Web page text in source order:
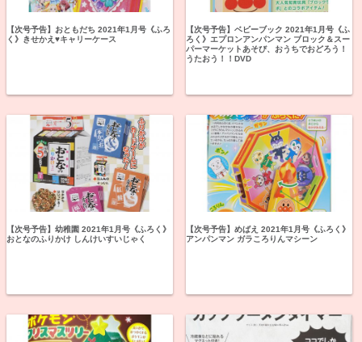
【次号予告】おともだち 2021年1月号《ふろ
く》きせかえ♥キャリーケース
【次号予告】ベビーブック 2021年1月号《ふ
ろく》エプロンアンパンマン ブロック＆スー
パーマーケットあそび、おうちでおどろう！
うたおう！！DVD
【次号予告】幼稚園 2021年1月号《ふろく》
おとなのふりかけ しんけいすいじゃく
【次号予告】めばえ 2021年1月号《ふろく》
アンパンマン ガラころりんマシーン